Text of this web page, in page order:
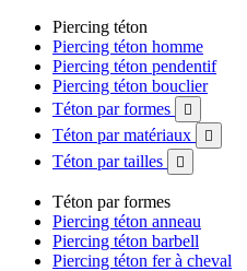
Piercing téton
Piercing téton homme
Piercing téton pendentif
Piercing téton bouclier
Téton par formes

Téton par matériaux 
Téton par tailles 
Téton par formes
Piercing téton anneau
Piercing téton barbell
Piercing téton fer à cheval